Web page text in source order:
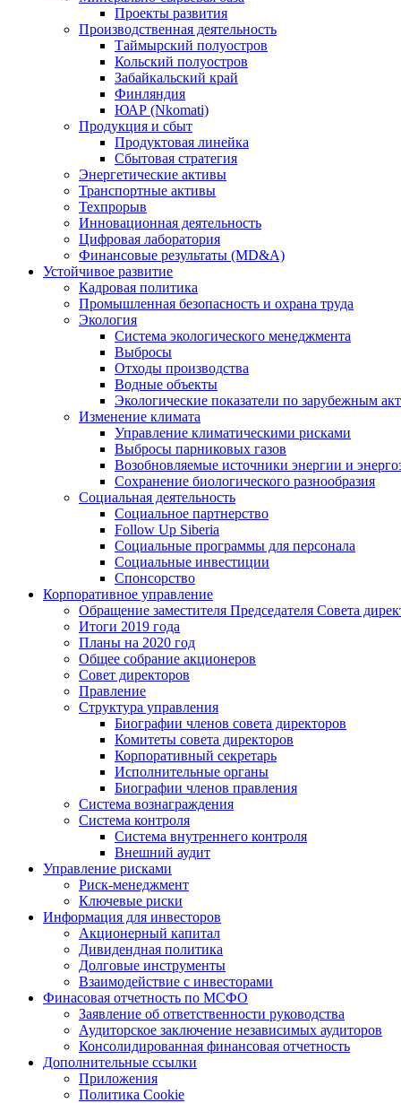
Проекты развития
Производственная деятельность
Таймырский полуостров
Кольский полуостров
Забайкальский край
Финляндия
ЮАР (Nkomati)
Продукция и сбыт
Продуктовая линейка
Сбытовая стратегия
Энергетические активы
Транспортные активы
Техпрорыв
Инновационная деятельность
Цифровая лаборатория
Финансовые результаты (MD&A)
Устойчивое развитие
Кадровая политика
Промышленная безопасность и охрана труда
Экология
Система экологического менеджмента
Выбросы
Отходы производства
Водные объекты
Экологические показатели по зарубежным
Изменение климата
Управление климатическими рисками
Выбросы парниковых газов
Возобновляемые источники энергии и
Сохранение биологического разнообразия
Социальная деятельность
Социальное партнерство
Follow Up Siberia
Социальные программы для персонала
Социальные инвестиции
Спонсорство
Корпоративное управление
Обращение заместителя Председателя Совета
Итоги 2019 года
Планы на 2020 год
Общее собрание акционеров
Совет директоров
Правление
Структура управления
Биографии членов совета директоров
Комитеты совета директоров
Корпоративный секретарь
Исполнительные органы
Биографии членов правления
Система вознаграждения
Система контроля
Система внутреннего контроля
Внешний аудит
Управление рисками
Риск-менеджмент
Ключевые риски
Информация для инвесторов
Акционерный капитал
Дивидендная политика
Долговые инструменты
Взаимодействие с инвеcторами
Финасовая отчетность по МСФО
Заявление об ответственности руководства
Аудиторское заключение независимых аудиторов
Консолидированная финансовая отчетность
Дополнительные ссылки
Приложения
Политика Cookie